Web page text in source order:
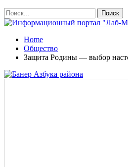
Home
Общество
Защита Родины — выбор